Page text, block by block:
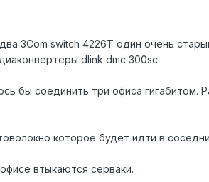
3Com switch 4226T один очень
dlink dmc 300sc.
бы соединить три офиса гигабитом.
которое будет идти в
втыкаются серваки.